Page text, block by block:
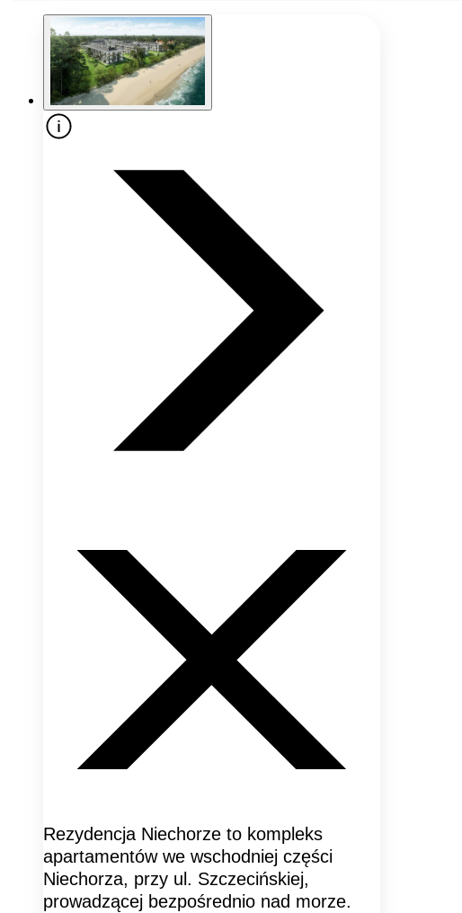
Rezydencja Niechorze to kompleks
apartamentów we wschodniej części
Niechorza, przy ul. Szczecińskiej,
prowadzącej bezpośrednio nad morze.